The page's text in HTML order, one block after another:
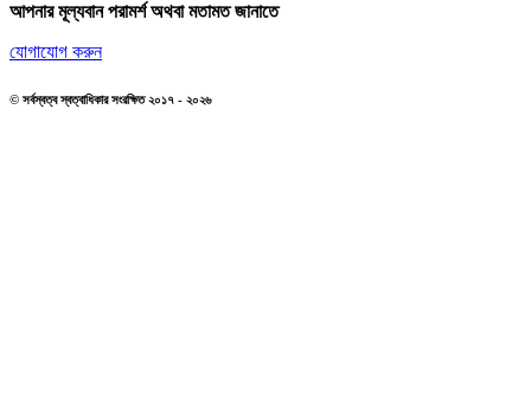
আপনার মূল্যবান পরামর্শ অথবা মতামত জানাতে
যোগাযোগ করুন
© সর্বস্বত্ব স্বত্বাধিকার সংরক্ষিত ২০১৭ - ২০২৬